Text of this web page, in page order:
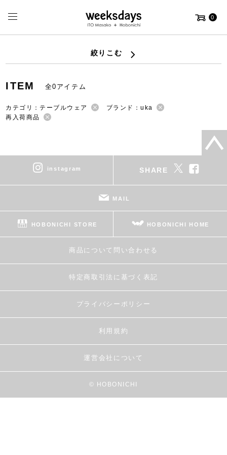
0
絞りこむ
ITEM 全0アイテム
カテゴリ：テーブルウェア
ブランド：uka
再入荷商品
instagram SHARE
MAIL
HOBONICHI STORE HOBONICHI HOME
商品について問い合わせる
特定商取引法に基づく表記
プライバシーポリシー
利用規約
運営会社について
© HOBONICHI